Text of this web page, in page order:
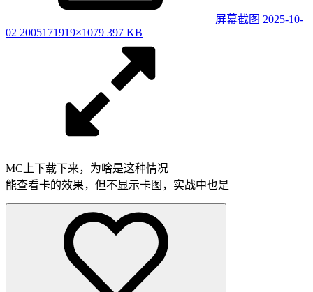
屏幕截图 2025-10-
02 2005171919×1079 397 KB
MC上下载下来，为啥是这种情况
能查看卡的效果，但不显示卡图，实战中也是